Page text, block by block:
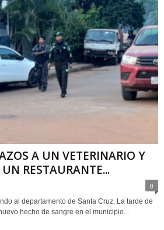
A UN VETERINARIO Y
RESTAURANTE...
0
al departamento de Santa Cruz. La tarde de
hecho de sangre en el municipio...